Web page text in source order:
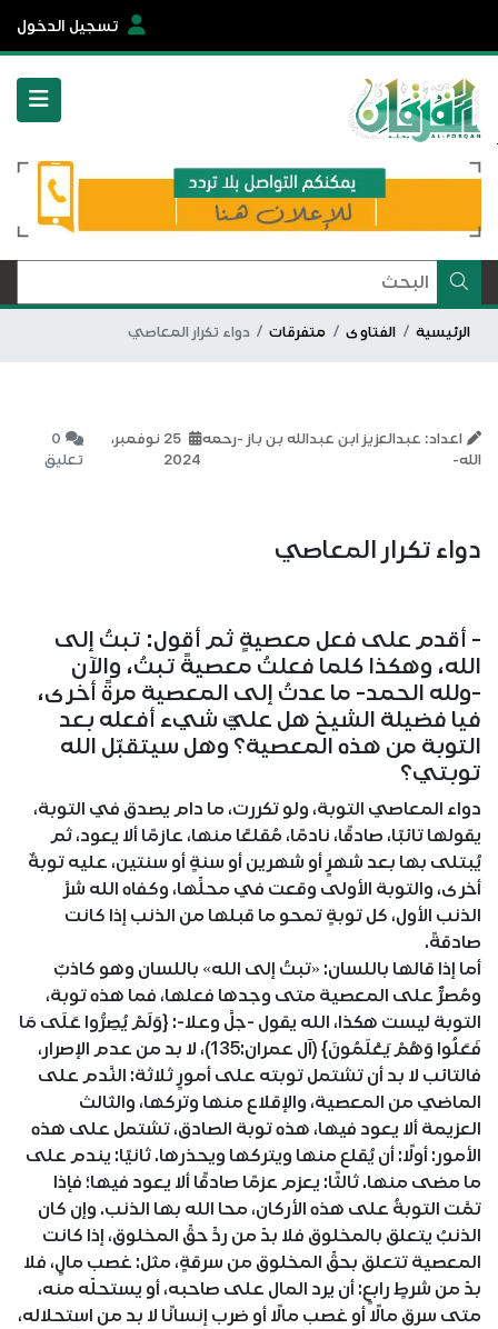
تسجيل الدخول
الرئيسية الفتاوى متفرقات دواء تكرار المعاصي
اعداد: عبدالعزيز ابن عبدالله بن باز -رحمه
الله-
25 نوفمبر،
2024
0
تعليق
دواء تكرار المعاصي
- أقدم على فعل معصيةٍ ثم أقول: تبتُ إلى
الله، وهكذا كلما فعلتُ معصيةً تبتُ، والآن
-ولله الحمد- ما عدتُ إلى المعصية مرةً أخرى،
فيا فضيلة الشيخ هل عليَّ شيء أفعله بعد
التوبة من هذه المعصية؟ وهل سيتقبّل الله
توبتي؟
دواء المعاصي التوبة، ولو تكررت، ما دام يصدق في التوبة،
يقولها تائبًا، صادقًا، نادمًا، مُقلعًا منها، عازمًا ألا يعود، ثم
يُبتلى بها بعد شهرٍ أو شهرين أو سنةٍ أو سنتين، عليه توبةٌ
أخرى، والتوبة الأولى وقعت في محلِّها، وكفاه الله شرَّ
الذنب الأول، كل توبةٍ تمحو ما قبلها من الذنب إذا كانت
صادقةً.
أما إذا قالها باللسان: «تبتُ إلى الله» باللسان وهو كاذبٌ
ومُصرٌّ على المعصية متى وجدها فعلها، فما هذه توبة،
التوبة ليست هكذا، الله يقول -جلَّ وعلا-: {وَلَمْ يُصِرُّوا عَلَى مَا
فَعَلُوا وَهُمْ يَعْلَمُونَ} (آل عمران:135)، لا بد من عدم الإصرار،
فالتائب لا بد أن تشتمل توبته على أمورٍ ثلاثة: النَّدم على
الماضي من المعصية، والإقلاع منها وتركها، والثالث
العزيمة ألا يعود فيها، هذه توبة الصادق، تشتمل على هذه
الأمور: أولًا: أن يُقلع منها ويتركها ويحذرها. ثانيًا: يندم على
ما مضى منها. ثالثًا: يعزم عزمًا صادقًا ألا يعود فيها؛ فإذا
تمَّت التوبةُ على هذه الأركان، محا الله بها الذنب. وإن كان
الذنبُ يتعلق بالمخلوق فلا بدّ من ردِّ حقِّ المخلوق، إذا كانت
المعصية تتعلق بحقِّ المخلوق من سرقةٍ، مثل: غصب مالٍ، فلا
بدّ من شرطٍ رابعٍ: أن يرد المال على صاحبه، أو يستحلّه منه،
متى سرق مالًا أو غصب مالًا أو ضرب إنسانًا لا بد من استحلاله،